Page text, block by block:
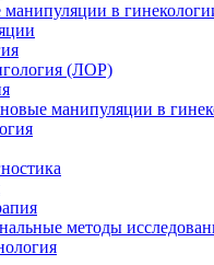
манипуляции в
(ЛОР)
манипуляции в
методы